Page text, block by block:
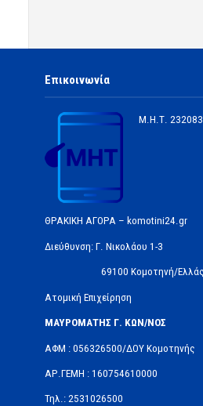
Επικοινωνία
Μ.Η.Τ. 232083
ΘΡΑΚΙΚΗ ΑΓΟΡΑ – komotini24.gr
Διεύθυνση: Γ. Νικολάου 1-3
69100 Κομοτηνή/Ελλάς-
Ατομική Επιχείρηση
ΜΑΥΡΟΜΑΤΗΣ Γ. ΚΩΝ/ΝΟΣ
ΑΦΜ : 056326500/ΔOΥ Κομοτηνής
ΑΡ.ΓΕΜΗ : 160754610000
Τηλ.: 2531026500